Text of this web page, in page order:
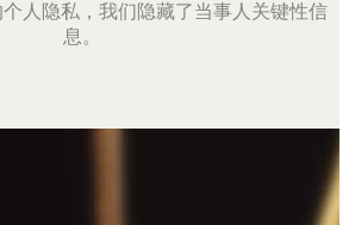
人隐私，我们隐藏了当事人关键性信
息。